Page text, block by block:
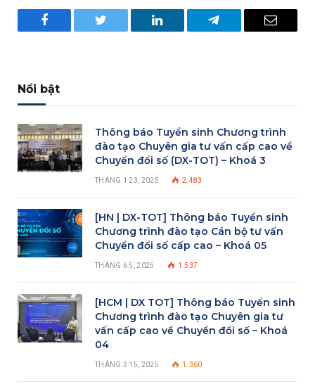
Facebook Twitter LinkedIn Telegram Email
Nổi bật
Thông báo Tuyển sinh Chương trình
đào tạo Chuyên gia tư vấn cấp cao về
Chuyển đổi số (DX-TOT) – Khoá 3
THÁNG 1 23, 2025 2.483
[HN | DX-TOT] Thông báo Tuyển sinh
Chương trình đào tạo Cán bộ tư vấn
Chuyển đổi số cấp cao – Khoá 05
THÁNG 6 5, 2025 1.537
[HCM | DX TOT] Thông báo Tuyển sinh
Chương trình đào tạo Chuyên gia tư
vấn cấp cao về Chuyển đổi số – Khoá
04
THÁNG 3 15, 2025 1.360